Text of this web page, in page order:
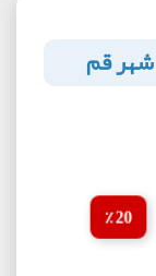
قم
20 ٪